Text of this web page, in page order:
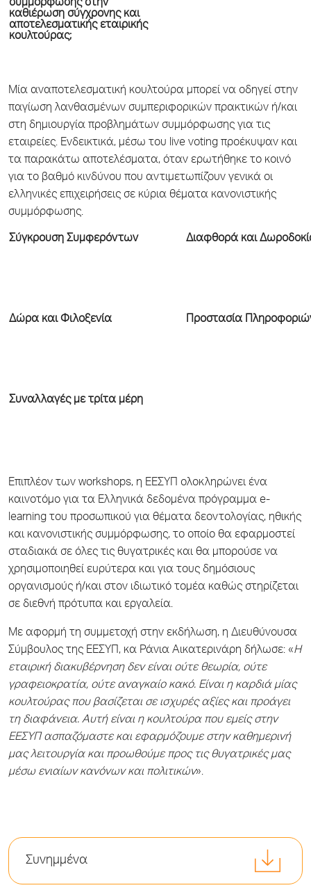
συμμόρφωσης στην
καθιέρωση σύγχρονης και
αποτελεσματικής εταιρικής
κουλτούρας;
Μία αναποτελεσματική κουλτούρα μπορεί να οδηγεί στην
παγίωση λανθασμένων συμπεριφορικών πρακτικών ή/και
στη δημιουργία προβλημάτων συμμόρφωσης για τις
εταιρείες. Ενδεικτικά, μέσω του live voting προέκυψαν και
τα παρακάτω αποτελέσματα, όταν ερωτήθηκε το κοινό
για το βαθμό κινδύνου που αντιμετωπίζουν γενικά οι
ελληνικές επιχειρήσεις σε κύρια θέματα κανονιστικής
συμμόρφωσης.
Σύγκρουση Συμφερόντων Διαφθορά και
Δώρα και Φιλοξενία Προστασία
Συναλλαγές με τρίτα μέρη
Επιπλέον των workshops, η ΕΕΣΥΠ ολοκληρώνει ένα
καινοτόμο για τα Ελληνικά δεδομένα πρόγραμμα e-
learning του προσωπικού για θέματα δεοντολογίας, ηθικής
και κανονιστικής συμμόρφωσης, το οποίο θα εφαρμοστεί
σταδιακά σε όλες τις θυγατρικές και θα μπορούσε να
χρησιμοποιηθεί ευρύτερα και για τους δημόσιους
οργανισμούς ή/και στον ιδιωτικό τομέα καθώς στηρίζεται
σε διεθνή πρότυπα και εργαλεία.
Με αφορμή τη συμμετοχή στην εκδήλωση, η Διευθύνουσα
Σύμβουλος της ΕΕΣΥΠ, κα Ράνια Αικατερινάρη δήλωσε: «Η
εταιρική διακυβέρνηση δεν είναι ούτε θεωρία, ούτε
γραφειοκρατία, ούτε αναγκαίο κακό. Είναι η καρδιά μίας
κουλτούρας που βασίζεται σε ισχυρές αξίες και προάγει
τη διαφάνεια. Αυτή είναι η κουλτούρα που εμείς στην
ΕΕΣΥΠ ασπαζόμαστε και εφαρμόζουμε στην καθημερινή
μας λειτουργία και προωθούμε προς τις θυγατρικές μας
μέσω ενιαίων κανόνων και πολιτικών».
Συνημμένα